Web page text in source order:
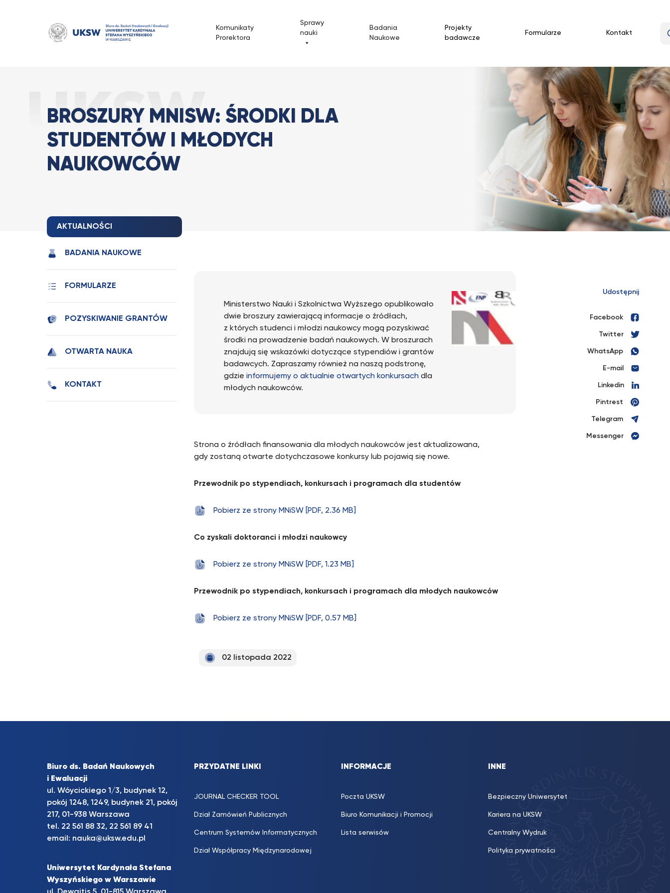
Komunikaty
Prorektora
Sprawy
nauki
Badania
Naukowe
Projekty
badawcze
Formularze Kontakt
BROSZURY MNISW: ŚRODKI DLA
STUDENTÓW I MŁODYCH
NAUKOWCÓW
AKTUALNOŚCI
BADANIA NAUKOWE
FORMULARZE
POZYSKIWANIE GRANTÓW
OTWARTA NAUKA
KONTAKT
Ministerstwo Nauki i Szkolnictwa Wyższego opublikowało
dwie broszury zawierającą informacje o źródłach,
z których studenci i młodzi naukowcy mogą pozyskiwać
środki na prowadzenie badań naukowych. W broszurach
znajdują się wskazówki dotyczące stypendiów i grantów
badawcych. Zapraszamy również na naszą podstronę,
gdzie informujemy o aktualnie otwartych konkursach dla
młodych naukowców.
Strona o źródłach finansowania dla młodych naukowców jest aktualizowana,
gdy zostaną otwarte dotychczasowe konkursy lub pojawią się nowe.
Przewodnik po stypendiach, konkursach i programach dla studentów
Pobierz ze strony MNiSW [PDF, 2.36 MB]
Co zyskali doktoranci i młodzi naukowcy
Pobierz ze strony MNiSW [PDF, 1.23 MB]
Przewodnik po stypendiach, konkursach i programach dla młodych naukowców
Pobierz ze strony MNiSW [PDF, 0.57 MB]
02 listopada 2022
Udostępnij
Facebook
Twitter
WhatsApp
E-mail
Linkedin
Pintrest
Telegram
Messenger
Biuro ds. Badań Naukowych
i Ewaluacji
ul. Wóycickiego 1/3, budynek 12,
pokój 1248, 1249, budynek 21, pokój
217, 01-938 Warszawa
tel. 22 561 88 32, 22 561 89 41
email: nauka@uksw.edu.pl
Uniwersytet Kardynała Stefana
Wyszyńskiego w Warszawie
PRZYDATNE LINKI
JOURNAL CHECKER TOOL
Dział Zamówień Publicznych
Centrum Systemów Informatycznych
Dział Współpracy Międzynarodowej
INFORMACJE
Poczta UKSW
Biuro Komunikacji i Promocji
Lista serwisów
INNE
Bezpieczny Uniwersytet
Kariera na UKSW
Centralny Wydruk
Polityka prywatności